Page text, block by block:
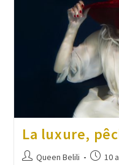
La luxure,
Queen Belili 10